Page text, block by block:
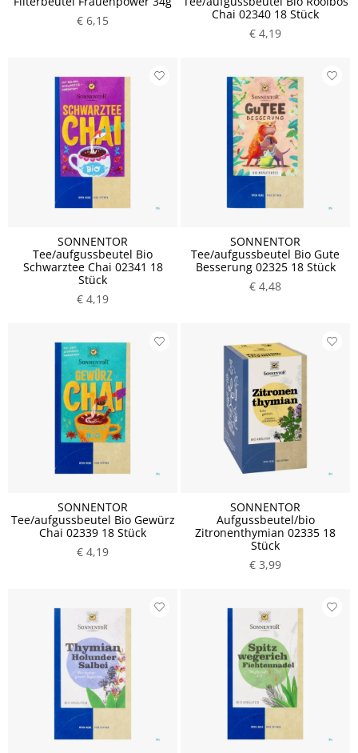
€ 6,15
Chai 02340 18 Stück
€ 4,19
SONNENTOR
Tee/aufgussbeutel Bio
Schwarztee Chai 02341 18
Stück
€ 4,19
SONNENTOR
Tee/aufgussbeutel Bio Gute
Besserung 02325 18 Stück
€ 4,48
SONNENTOR
Tee/aufgussbeutel Bio Gewürz
Chai 02339 18 Stück
€ 4,19
SONNENTOR
Aufgussbeutel/bio
Zitronenthymian 02335 18
Stück
€ 3,99